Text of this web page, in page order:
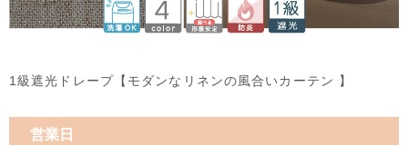
1級遮光ドレープ【モダンなリネンの風合いカーテン 】
営業日